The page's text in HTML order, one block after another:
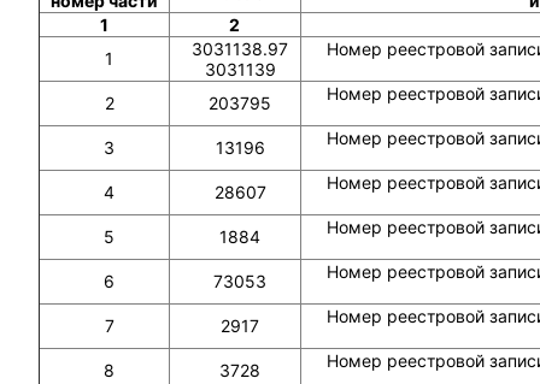
1
2
1
3031138.97
3031139
Номер реестровой
2 203795 Номер реестровой
3 13196 Номер реестровой
4 28607 Номер реестровой
5 1884 Номер реестровой
6 73053 Номер реестровой
7 2917 Номер реестровой
8 3728 Номер реестровой